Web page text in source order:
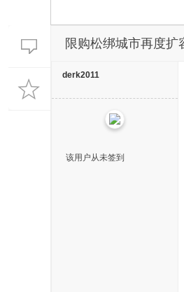
限购松绑城市再度
derk2011
该用户从未签到